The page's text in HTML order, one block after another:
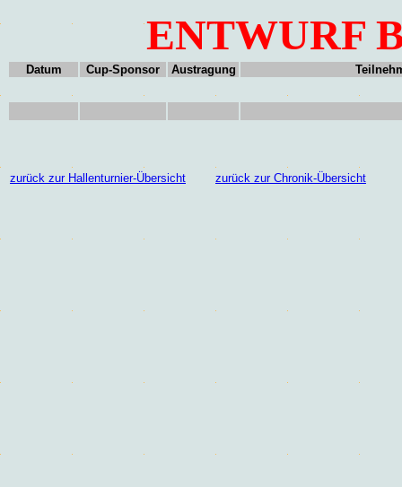
ENTWURF
Datum Cup-Sponsor Austragung
zurück zur Hallenturnier-Übersicht zurück zur Chronik-Übersicht